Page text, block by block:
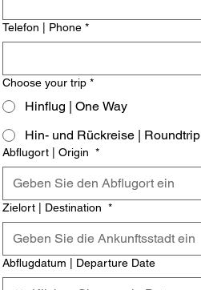
Telefon | Phone *
Choose your trip *
Hinflug | One Way
Hin- und Rückreise | Roundtrip
Abflugort | Origin *
Zielort | Destination *
Abflugdatum | Departure Date